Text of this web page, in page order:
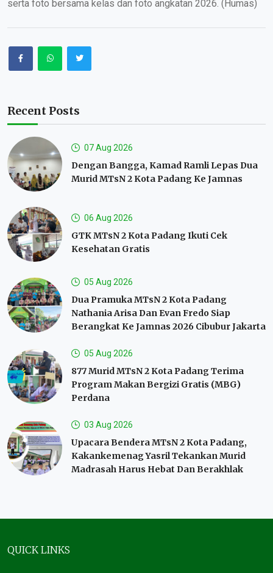
serta foto bersama kelas dan foto angkatan 2026. (Humas)
Recent Posts
07 Aug 2026
Dengan Bangga, Kamad Ramli Lepas Dua
Murid MTsN 2 Kota Padang Ke Jamnas
06 Aug 2026
GTK MTsN 2 Kota Padang Ikuti Cek
Kesehatan Gratis
05 Aug 2026
Dua Pramuka MTsN 2 Kota Padang
Nathania Arisa Dan Evan Fredo Siap
Berangkat Ke Jamnas 2026 Cibubur Jakarta
05 Aug 2026
877 Murid MTsN 2 Kota Padang Terima
Program Makan Bergizi Gratis (MBG)
Perdana
03 Aug 2026
Upacara Bendera MTsN 2 Kota Padang,
Kakankemenag Yasril Tekankan Murid
Madrasah Harus Hebat Dan Berakhlak
QUICK LINKS